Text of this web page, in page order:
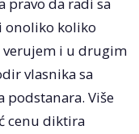
pravo da radi sa
onoliko koliko
verujem i u drugim
vlasnika sa
Više
cenu diktira